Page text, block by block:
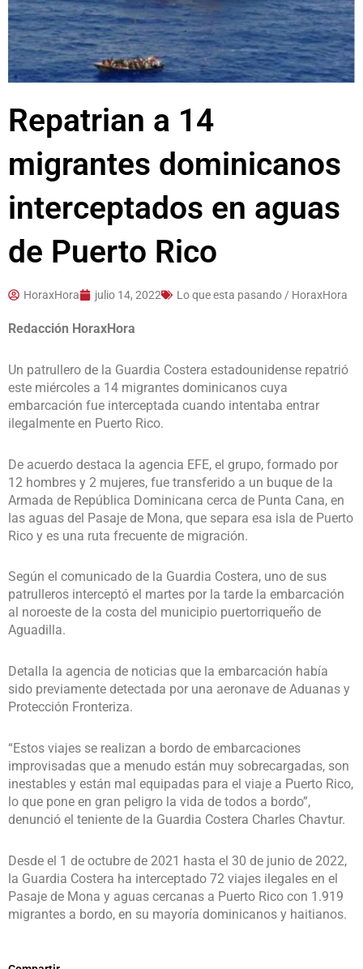
Repatrian a 14
migrantes dominicanos
interceptados en aguas
de Puerto Rico
HoraxHora julio 14, 2022 Lo que esta pasando / HoraxHora
Redacción HoraxHora
Un patrullero de la Guardia Costera estadounidense repatrió
este miércoles a 14 migrantes dominicanos cuya
embarcación fue interceptada cuando intentaba entrar
ilegalmente en Puerto Rico.
De acuerdo destaca la agencia EFE, el grupo, formado por
12 hombres y 2 mujeres, fue transferido a un buque de la
Armada de República Dominicana cerca de Punta Cana, en
las aguas del Pasaje de Mona, que separa esa isla de Puerto
Rico y es una ruta frecuente de migración.
Según el comunicado de la Guardia Costera, uno de sus
patrulleros interceptó el martes por la tarde la embarcación
al noroeste de la costa del municipio puertorriqueño de
Aguadilla.
Detalla la agencia de noticias que la embarcación había
sido previamente detectada por una aeronave de Aduanas y
Protección Fronteriza.
“Estos viajes se realizan a bordo de embarcaciones
improvisadas que a menudo están muy sobrecargadas, son
inestables y están mal equipadas para el viaje a Puerto Rico,
lo que pone en gran peligro la vida de todos a bordo”,
denunció el teniente de la Guardia Costera Charles Chavtur.
Desde el 1 de octubre de 2021 hasta el 30 de junio de 2022,
la Guardia Costera ha interceptado 72 viajes ilegales en el
Pasaje de Mona y aguas cercanas a Puerto Rico con 1.919
migrantes a bordo, en su mayoría dominicanos y haitianos.